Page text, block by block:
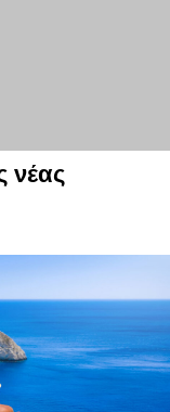
νέας